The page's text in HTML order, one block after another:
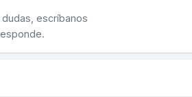
escríbanos